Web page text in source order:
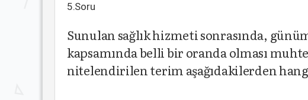
5.Soru
Sunulan sağlık hizmeti sonrasında,
kapsamında belli bir oranda olması
nitelendirilen terim aşağıdakilerden